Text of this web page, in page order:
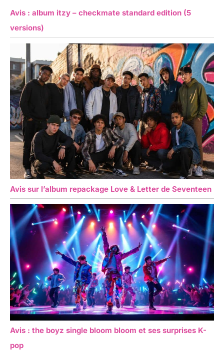
Avis : album itzy – checkmate standard edition (5
versions)
Avis sur l’album repackage Love & Letter de Seventeen
Avis : the boyz single bloom bloom et ses surprises K-
pop